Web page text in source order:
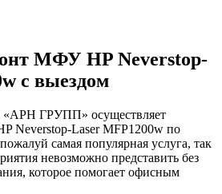
МФУ HP Neverstop-
с выездом
ГРУПП» осуществляет
Neverstop-Laser MFP1200w по
самая популярная услуга, так
невозможно представить без
которое помогает офисным